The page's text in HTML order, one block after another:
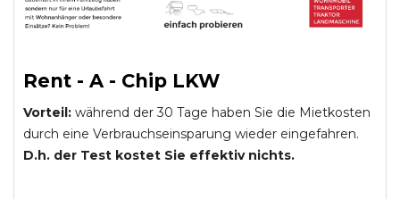
Rent - A - Chip LKW
Vorteil: während der 30 Tage haben Sie die Mietkosten
durch eine Verbrauchseinsparung wieder eingefahren.
D.h. der Test kostet Sie effektiv nichts.